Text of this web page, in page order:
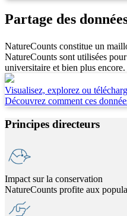
Partage des
NatureCounts constitue un
NatureCounts sont utilisées
universitaire et bien plus
Visualisez, explorez ou
Découvrez comment ces
Principes directeurs
Impact sur la conservation
NatureCounts profite aux